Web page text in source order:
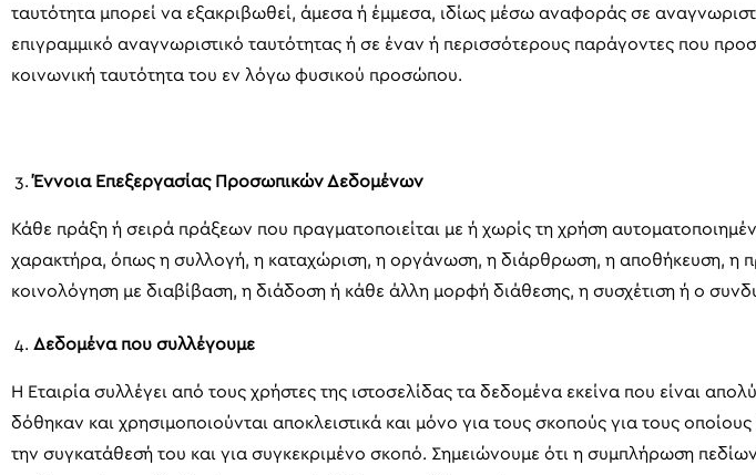
ταυτότητα μπορεί να εξακριβωθεί, άμεσα ή έμμεσα, ιδίως μέσω αναφοράς σε
επιγραμμικό αναγνωριστικό ταυτότητας ή σε έναν ή περισσότερους παράγοντες που
κοινωνική ταυτότητα του εν λόγω φυσικού προσώπου.
Έννοια Επεξεργασίας Προσωπικών Δεδομένων
Κάθε πράξη ή σειρά πράξεων που πραγματοποιείται με ή χωρίς τη χρήση
χαρακτήρα, όπως η συλλογή, η καταχώριση, η οργάνωση, η διάρθρωση, η αποθήκευση, η
κοινολόγηση με διαβίβαση, η διάδοση ή κάθε άλλη μορφή διάθεσης, η συσχέτιση ή ο
Δεδομένα που συλλέγουμε
Η Εταιρία συλλέγει από τους χρήστες της ιστοσελίδας τα δεδομένα εκείνα που είναι
δόθηκαν και χρησιμοποιούνται αποκλειστικά και μόνο για τους σκοπούς για τους
την συγκατάθεσή του και για συγκεκριμένο σκοπό. Σημειώνουμε ότι η συμπλήρωση